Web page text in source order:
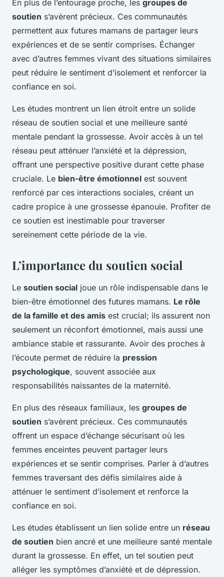
En plus de l’entourage proche, les groupes de
soutien s’avèrent précieux. Ces communautés
permettent aux futures mamans de partager leurs
expériences et de se sentir comprises. Échanger
avec d’autres femmes vivant des situations similaires
peut réduire le sentiment d’isolement et renforcer la
confiance en soi.
Les études montrent un lien étroit entre un solide
réseau de soutien social et une meilleure santé
mentale pendant la grossesse. Avoir accès à un tel
réseau peut atténuer l’anxiété et la dépression,
offrant une perspective positive durant cette phase
cruciale. Le bien-être émotionnel est souvent
renforcé par ces interactions sociales, créant un
cadre propice à une grossesse épanouie. Profiter de
ce soutien est inestimable pour traverser
sereinement cette période de la vie.
L’importance du soutien social
Le soutien social joue un rôle indispensable dans le
bien-être émotionnel des futures mamans. Le rôle
de la famille et des amis est crucial; ils assurent non
seulement un réconfort émotionnel, mais aussi une
ambiance stable et rassurante. Avoir des proches à
l’écoute permet de réduire la pression
psychologique, souvent associée aux
responsabilités naissantes de la maternité.
En plus des réseaux familiaux, les groupes de
soutien s’avèrent précieux. Ces communautés
offrent un espace d’échange sécurisant où les
femmes enceintes peuvent partager leurs
expériences et se sentir comprises. Parler à d’autres
femmes traversant des défis similaires aide à
atténuer le sentiment d’isolement et renforce la
confiance en soi.
Les études établissent un lien solide entre un réseau
de soutien bien ancré et une meilleure santé mentale
durant la grossesse. En effet, un tel soutien peut
alléger les symptômes d’anxiété et de dépression.